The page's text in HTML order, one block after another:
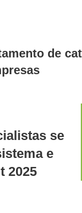
de
se
e
2025